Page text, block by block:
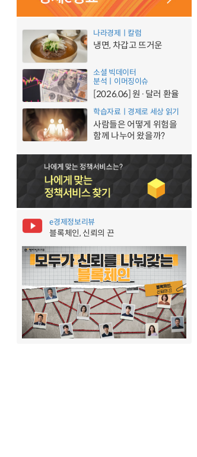
나라경제ㅣ칼럼
냉면, 차갑고 뜨거운
소셜 빅데이터
분석ㅣ이머징이슈
[2026.06] 원·달러 환율
학습자료ㅣ경제로 세상 읽기
사람들은 어떻게 위험을
함께 나누어 왔을까?
e경제정보리뷰
블록체인, 신뢰의 끈